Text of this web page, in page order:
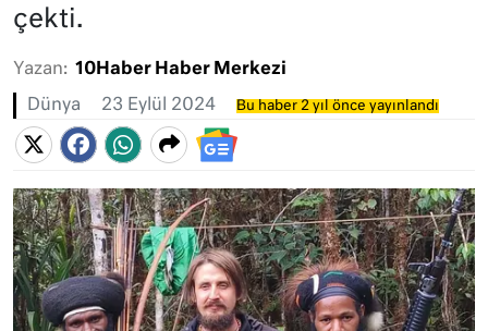
çekti.
Yazan: 10Haber Haber Merkezi
Dünya 23 Eylül 2024 Bu haber 2 yıl önce yayınlandı